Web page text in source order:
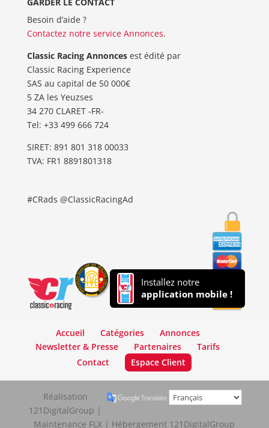
Besoin d’aide ?
Contactez notre service Annonces.
Classic Racing Annoncesest édité par
Classic Racing Experience
SAS au capital de 50 000€
5 ZA les Yeuzses
34 270 CLARET -FR-
Tel: ‭+33 499 666 724‬
SIRET: 891 801 318 00033
TVA: FR1 8891801318
#CRads @ClassicRacingAd
Installez notre
application mobile !
Accueil Catégories
Annonces
Newsletter & Presse
Partenaires
Tarifs
Contact
Espace Client
Réalisation
121DigitalGroup |
Maintenance FLX | Hébergement 121DigitalGroup